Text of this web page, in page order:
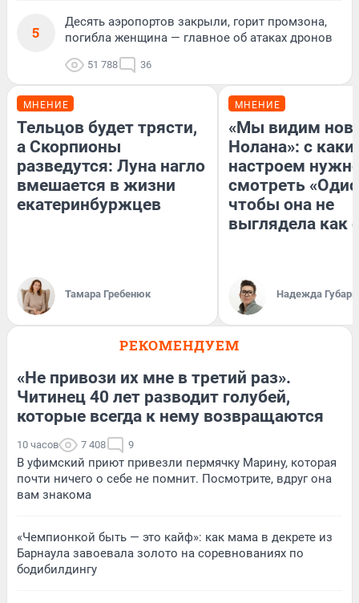
5
Десять аэропортов закрыли, горит промзона,
погибла женщина — главное об атаках дронов
51 788 36
МНЕНИЕ
Тельцов будет трясти,
а Скорпионы
разведутся: Луна нагло
вмешается в жизни
екатеринбуржцев
Тамара Гребенюк
МНЕНИЕ
«Мы видим
Нолана»: с
настроем
смотреть
чтобы она не
выглядела как
Надежда Губарь
РЕКОМЕНДУЕМ
«Не привози их мне в третий раз».
Читинец 40 лет разводит голубей,
которые всегда к нему возвращаются
10 часов 7 408 9
В уфимский приют привезли пермячку Марину, которая
почти ничего о себе не помнит. Посмотрите, вдруг она
вам знакома
«Чемпионкой быть — это кайф»: как мама в декрете из
Барнаула завоевала золото на соревнованиях по
бодибилдингу